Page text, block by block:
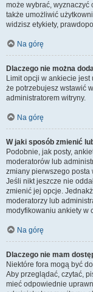
może wybrać, wyznaczyć
także umożliwić
widzisz etykiety,
Na górę
Dlaczego nie można
Limit opcji w ankiecie
że potrzebujesz wstawić
administratorem witryny.
Na górę
W jaki sposób zmienić
Podobnie, jak posty,
moderatorów lub
zmiany pierwszego posta
Jeśli nikt jeszcze nie
zmienić jej opcje.
moderatorzy lub
modyfikowaniu ankiety w
Na górę
Dlaczego nie mam
Niektóre fora mogą być
Aby przeglądać, czytać,
mieć odpowiednie